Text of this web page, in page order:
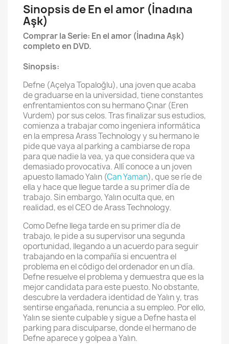
Sinopsis de En el amor (İnadına
Aşk)
Comprar la Serie: En el amor (İnadına Aşk)
completo en DVD.
Sinopsis:
Defne (Açelya Topaloğlu), una joven que acaba
de graduarse en la universidad, tiene constantes
enfrentamientos con su hermano Çınar (Eren
Vurdem) por sus celos. Tras finalizar sus estudios,
comienza a trabajar como ingeniera informática
en la empresa Arass Technology y su hermano le
pide que vaya al parking a cambiarse de ropa
para que nadie la vea, ya que considera que va
demasiado provocativa. Allí conoce a un joven
apuesto llamado Yalın (Can Yaman), que se ríe de
ella y hace que llegue tarde a su primer día de
trabajo. Sin embargo, Yalın oculta que, en
realidad, es el CEO de Arass Technology.
Como Defne llega tarde en su primer día de
trabajo, le pide a su supervisor una segunda
oportunidad, llegando a un acuerdo para seguir
trabajando en la compañía si encuentra el
problema en el código del ordenador en un día.
Defne resuelve el problema y demuestra que es la
mejor candidata para este puesto. No obstante,
descubre la verdadera identidad de Yalın y, tras
sentirse engañada, renuncia a su empleo. Por ello,
Yalın se siente culpable y sigue a Defne hasta el
parking para disculparse, donde el hermano de
Defne aparece y golpea a Yalın.